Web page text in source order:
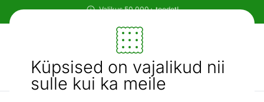
Küpsised on vajalikud nii
sulle kui ka meile
Mööbel ja sisustus - ON24
Otsi...
AI otsing